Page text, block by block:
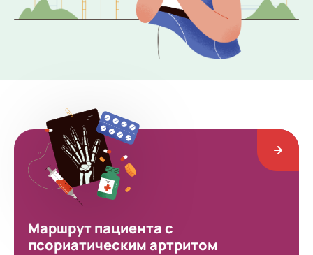
Маршрут пациента с
псориатическим артритом